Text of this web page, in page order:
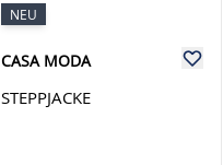
NEU
CASA MODA
STEPPJACKE